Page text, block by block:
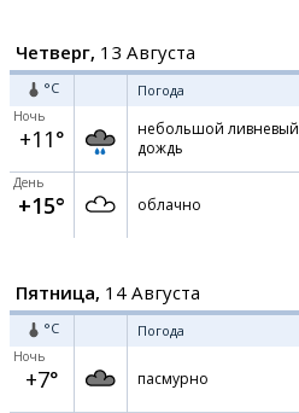
Четверг, 13 Августа
°C Погода
Ночь
+11°
небольшой ливневый
дождь
День
+15° облачно
Пятница, 14 Августа
°C Погода
Ночь
+7° пасмурно